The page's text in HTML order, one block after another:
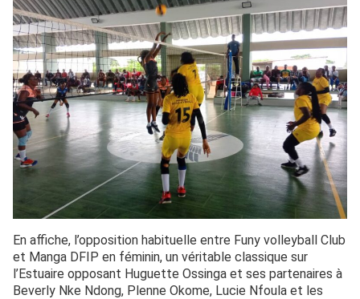
En affiche, l’opposition habituelle entre Funy volleyball Club
et Manga DFIP en féminin, un véritable classique sur
l’Estuaire opposant Huguette Ossinga et ses partenaires à
Beverly Nke Ndong, Plenne Okome, Lucie Nfoula et les